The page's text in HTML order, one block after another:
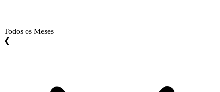
Todos os Meses
❮